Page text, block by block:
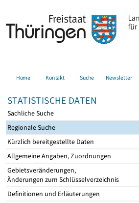
Home Kontakt Suche Newsletter
STATISTISCHE DATEN
Sachliche Suche
Regionale Suche
Kürzlich bereitgestellte Daten
Allgemeine Angaben, Zuordnungen
Gebietsveränderungen,
Änderungen zum Schlüsselverzeichnis
Definitionen und Erläuterungen